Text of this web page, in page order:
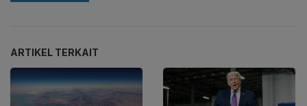
ARTIKEL TERKAIT